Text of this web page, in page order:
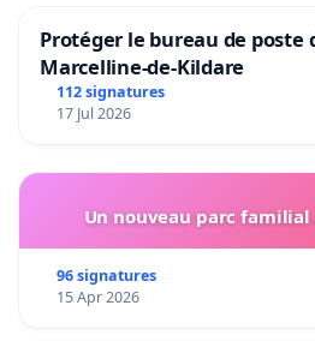
Protéger le bureau de poste
Marcelline-de-Kildare
112 signatures
17 Jul 2026
Un nouveau parc familial
96 signatures
15 Apr 2026